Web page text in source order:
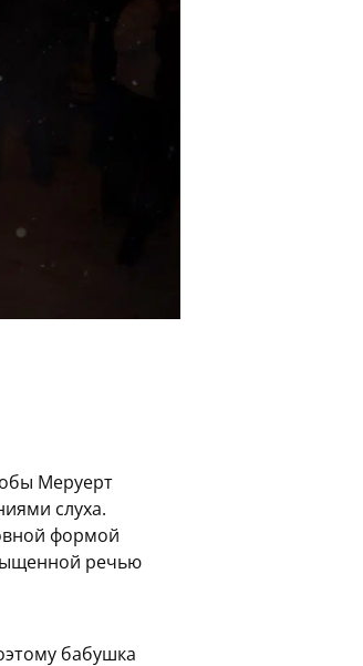
Меруерт
слуха.
формой
речью
бабушка